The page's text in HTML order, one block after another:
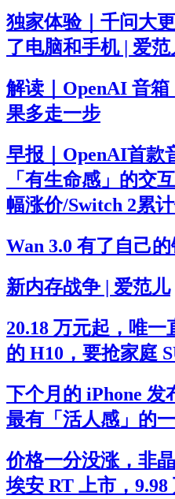
独家体验｜千问大
了电脑和手机 | 爱范
解读｜OpenAI 音
果多走一步
早报｜OpenAI首款
「有生命感」的交
幅涨价/Switch 2累
Wan 3.0 有了自己
新内存战争 | 爱范儿
20.18 万元起，唯
的 H10，要抢家庭
下个月的 iPhone 发
最有「活人感」的
价格一分没涨，非
埃安 RT 上市，9.98